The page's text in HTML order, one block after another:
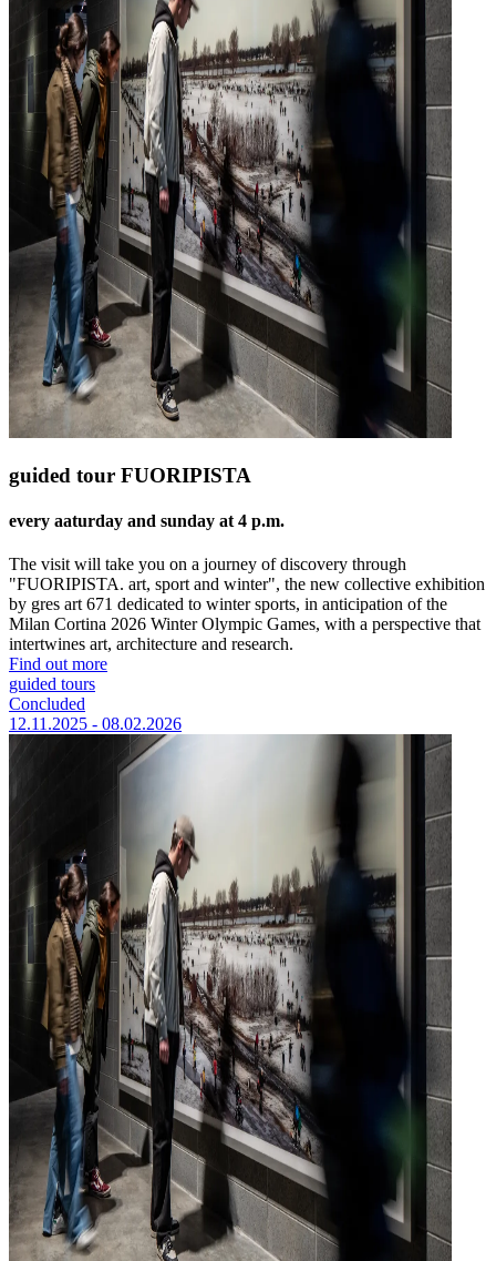
guided tour FUORIPISTA
every aaturday and sunday at 4 p.m.
The visit will take you on a journey of discovery through
"FUORIPISTA. art, sport and winter", the new collective exhibition
by gres art 671 dedicated to winter sports, in anticipation of the
Milan Cortina 2026 Winter Olympic Games, with a perspective that
intertwines art, architecture and research.
Find out more
guided tours
Concluded
12.11.2025 - 08.02.2026